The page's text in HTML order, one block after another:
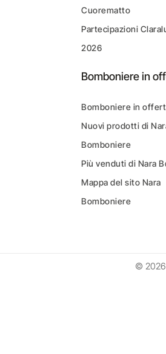
Cuorematto
Partecipazioni
2026
Bomboniere in
Bomboniere in
Nuovi prodotti di
Bomboniere
Più venduti di Nara
Mappa del sito Nara
Bomboniere
© 2026